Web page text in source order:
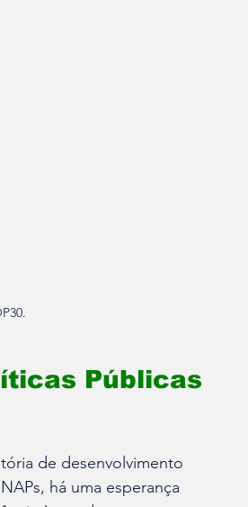
Públicas
de desenvolvimento
há uma esperança